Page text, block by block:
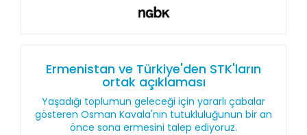
Ermenistan ve Türkiye'den STK'ların
ortak açıklaması
Yaşadığı toplumun geleceği için yararlı çabalar
gösteren Osman Kavala'nın tutukluluğunun bir an
önce sona ermesini talep ediyoruz.